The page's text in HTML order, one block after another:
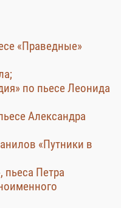
«Праведные»
по пьесе Леонида
Александра
«Путники в
Петра